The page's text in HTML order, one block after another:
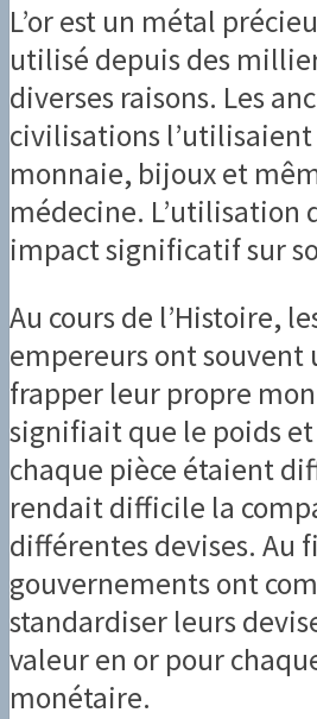
L’or est un métal
utilisé depuis des
diverses raisons. Les
civilisations
monnaie, bijoux et
médecine. L’utilisation
impact significatif sur
Au cours de l’Histoire,
empereurs ont souvent
frapper leur propre
signifiait que le poids
chaque pièce étaient
rendait difficile la
différentes devises. Au
gouvernements ont
standardiser leurs
valeur en or pour
monétaire.